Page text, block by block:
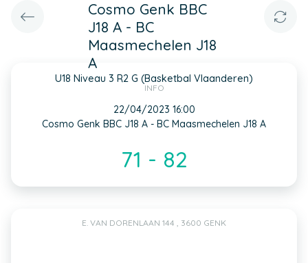
Cosmo Genk BBC
J18 A - BC
Maasmechelen J18
A
U18 Niveau 3 R2 G (Basketbal Vlaanderen)
INFO
22/04/2023 16:00
Cosmo Genk BBC J18 A - BC Maasmechelen J18 A
71 - 82
E. VAN DORENLAAN 144 , 3600 GENK